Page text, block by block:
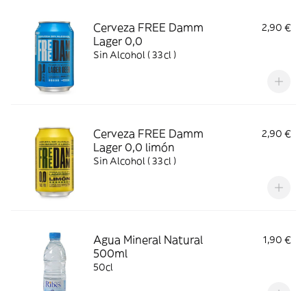
Cerveza FREE Damm
Lager 0,0
2,90 €
Sin Alcohol ( 33cl )
Cerveza FREE Damm
Lager 0,0 limón
2,90 €
Sin Alcohol ( 33cl )
Agua Mineral Natural
500ml
1,90 €
50cl